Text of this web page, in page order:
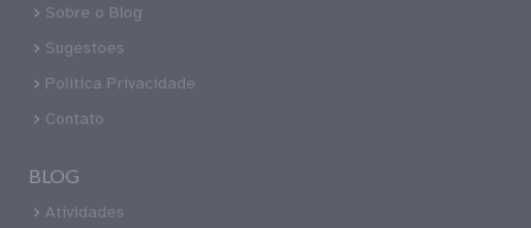
Sobre o Blog
Sugestoes
Política Privacidade
Contato
BLOG
Atividades